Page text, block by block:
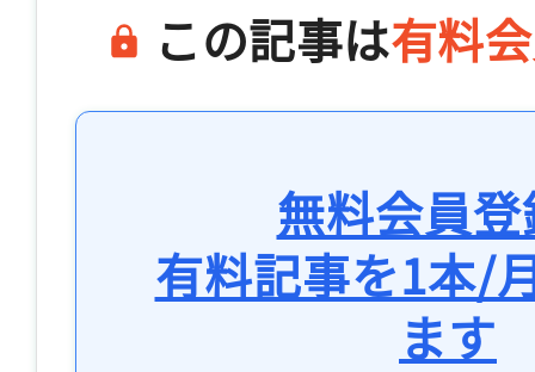
この記事は有料
無料会員
有料記事を1本/
ます